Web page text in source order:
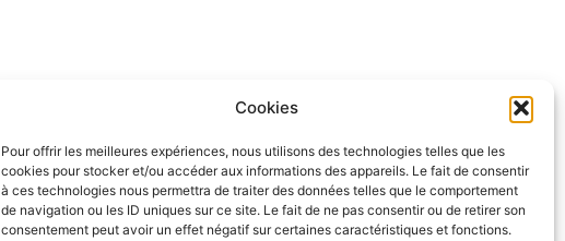
Cookies
Pour offrir les meilleures expériences, nous utilisons des technologies telles que les
cookies pour stocker et/ou accéder aux informations des appareils. Le fait de consentir
à ces technologies nous permettra de traiter des données telles que le comportement
de navigation ou les ID uniques sur ce site. Le fait de ne pas consentir ou de retirer son
consentement peut avoir un effet négatif sur certaines caractéristiques et fonctions.